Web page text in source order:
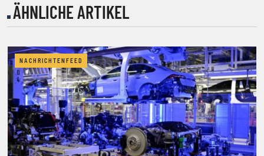
ÄHNLICHE ARTIKEL
NACHRICHTENFEED